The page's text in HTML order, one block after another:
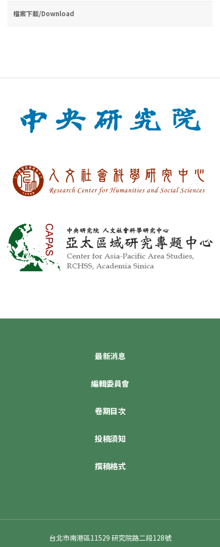
檔案下載/Download
最新消息
編輯委員會
卷期目次
投稿須知
撰稿格式
台北市南港區11529 研究院路二段128號